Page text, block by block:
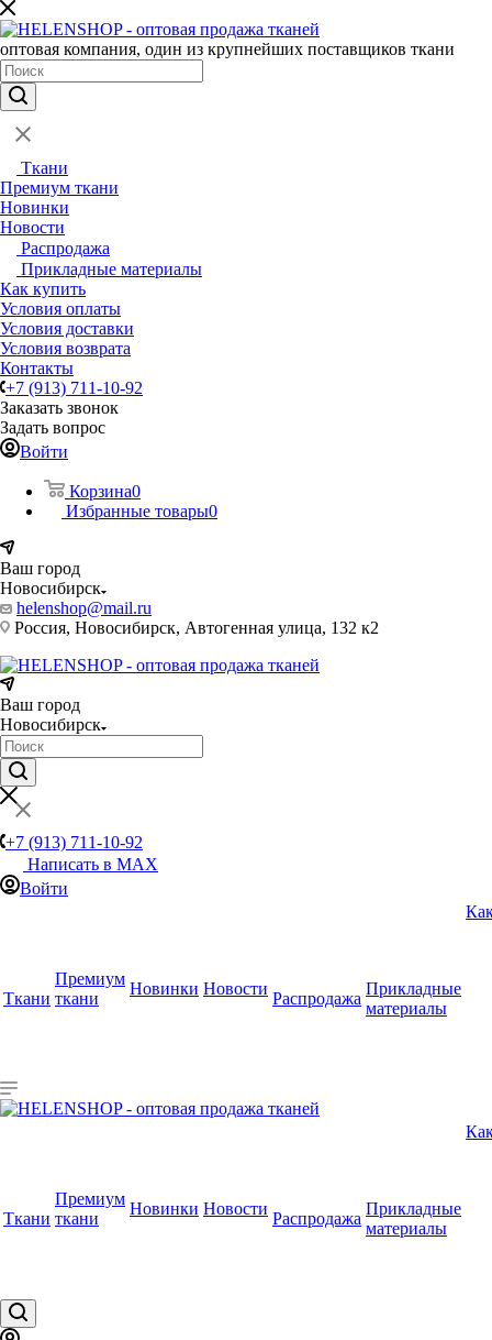
оптовая компания, один из крупнейших поставщиков ткани
Ткани
Премиум ткани
Новинки
Новости
Распродажа
Прикладные материалы
Как купить
Условия оплаты
Условия доставки
Условия возврата
Контакты
+7 (913) 711-10-92
Заказать звонок
Задать вопрос
Войти
Корзина0
Избранные товары0
Ваш город
Новосибирск
helenshop@mail.ru
Россия, Новосибирск, Автогенная улица, 132 к2
Ваш город
Новосибирск
+7 (913) 711-10-92
Написать в MAX
Войти
Ткани
Премиум
ткани
Новинки Новости
Распродажа
Прикладные
материалы
Ткани
Премиум
ткани
Новинки Новости
Распродажа
Прикладные
материалы